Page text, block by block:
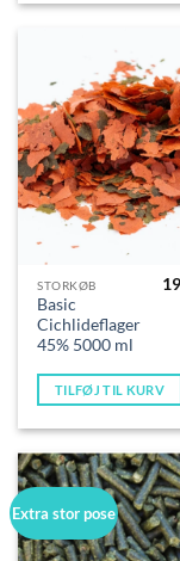
STORKØB
Basic
Cichlideflager
45% 5000 ml
TILFØJ TIL KURV
Extra stor pose